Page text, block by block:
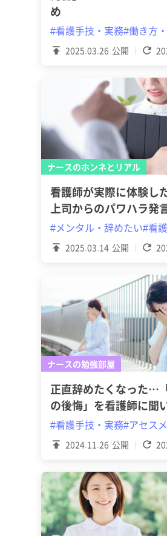
2025.03.26 公開
め
#看護手技・実務#働き方
ナースのホンネとリアル
2025.03.14 公開
看護師が実際に体験し
上司からのパワハラ発
#メンタル・辞めたい#看
ナースの勉強部屋
2024.11.26 公開
正直辞めたくなった…
の後悔」を看護師に聞
#看護手技・実務#アセス